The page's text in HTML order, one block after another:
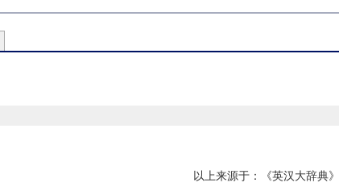
以上来源于：《英汉大辞典》